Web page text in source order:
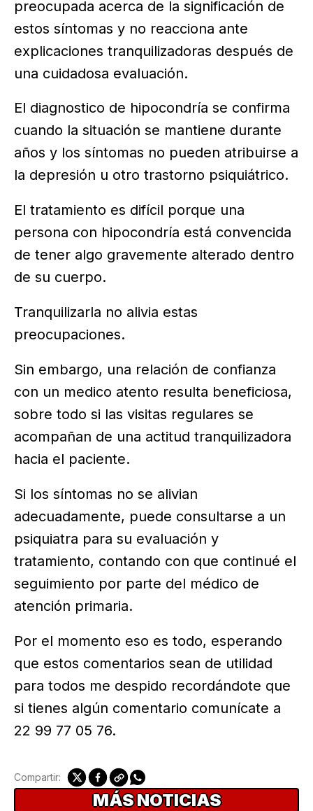
preocupada acerca de la significación de
estos síntomas y no reacciona ante
explicaciones tranquilizadoras después de
una cuidadosa evaluación.
El diagnostico de hipocondría se confirma
cuando la situación se mantiene durante
años y los síntomas no pueden atribuirse a
la depresión u otro trastorno psiquiátrico.
El tratamiento es difícil porque una
persona con hipocondría está convencida
de tener algo gravemente alterado dentro
de su cuerpo.
Tranquilizarla no alivia estas
preocupaciones.
Sin embargo, una relación de confianza
con un medico atento resulta beneficiosa,
sobre todo si las visitas regulares se
acompañan de una actitud tranquilizadora
hacia el paciente.
Si los síntomas no se alivian
adecuadamente, puede consultarse a un
psiquiatra para su evaluación y
tratamiento, contando con que continué el
seguimiento por parte del médico de
atención primaria.
Por el momento eso es todo, esperando
que estos comentarios sean de utilidad
para todos me despido recordándote que
si tienes algún comentario comunícate a
22 99 77 05 76.
Compartir:
MÁS NOTICIAS